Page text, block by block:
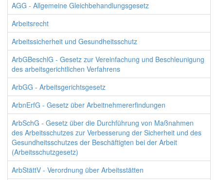
AGG - Allgemeine Gleichbehandlungsgesetz
Arbeitsrecht
Arbeitssicherheit und Gesundheitsschutz
ArbGBeschlG - Gesetz zur Vereinfachung und Beschleunigung
des arbeitsgerichtlichen Verfahrens
ArbGG - Arbeitsgerichtsgesetz
ArbnErfG - Gesetz über Arbeitnehmererfindungen
ArbSchG - Gesetz über die Durchführung von Maßnahmen
des Arbeitsschutzes zur Verbesserung der Sicherheit und des
Gesundheitsschutzes der Beschäftigten bei der Arbeit
(Arbeitsschutzgesetz)
ArbStättV - Verordnung über Arbeitsstätten